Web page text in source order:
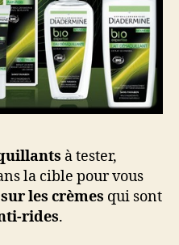
à tester,
la cible pour vous
les crèmes qui sont
rides.